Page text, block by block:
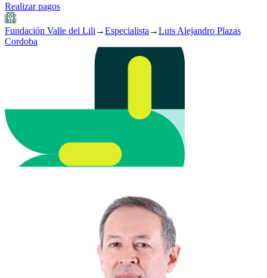
Realizar pagos
Fundación Valle del Lili →Especialista →Luis Alejandro Plazas
Cordoba